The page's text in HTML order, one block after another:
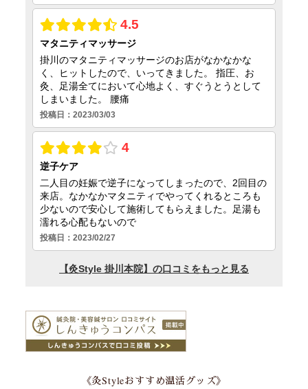
《灸Styleおすすめ温活グッズ》